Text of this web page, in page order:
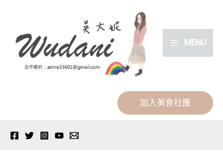
MENU
加入美食社團